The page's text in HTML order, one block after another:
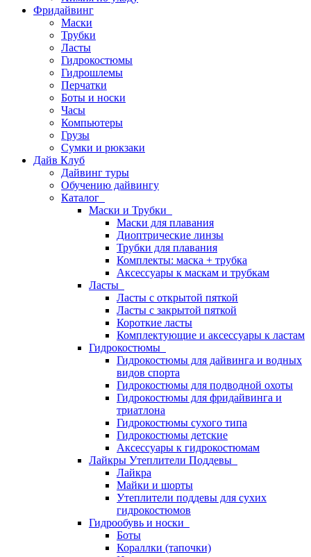
Фридайвинг
Маски
Трубки
Ласты
Гидрокостюмы
Гидрошлемы
Перчатки
Боты и носки
Часы
Компьютеры
Грузы
Сумки и рюкзаки
Дайв Клуб
Дайвинг туры
Обучению дайвингу
Каталог
Маски и Трубки
Маски для плавания
Диоптрические линзы
Трубки для плавания
Комплекты: маска + трубка
Аксессуары к маскам и трубкам
Ласты
Ласты с открытой пяткой
Ласты с закрытой пяткой
Короткие ласты
Комплектующие и аксессуары к ластам
Гидрокостюмы
Гидрокостюмы для дайвинга и водных
видов спорта
Гидрокостюмы для подводной охоты
Гидрокостюмы для фридайвинга и
триатлона
Гидрокостюмы сухого типа
Гидрокостюмы детские
Аксессуары к гидрокостюмам
Лайкры Утеплители Поддевы
Лайкра
Майки и шорты
Утеплители поддевы для сухих
гидрокостюмов
Гидрообувь и носки
Боты
Кораллки (тапочки)